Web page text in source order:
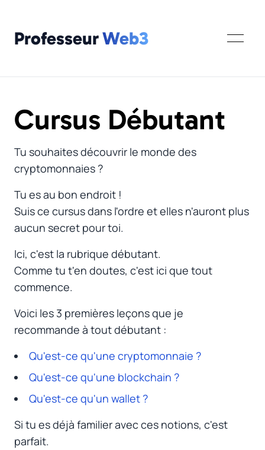
ProfesseurWeb3
Cursus Débutant
Tu souhaites découvrir le monde des
cryptomonnaies ?
Tu es au bon endroit !
Suis ce cursus dans l'ordre et elles n'auront plus
aucun secret pour toi.
Ici, c'est la rubrique débutant.
Comme tu t'en doutes, c'est ici que tout
commence.
Voici les 3 premières leçons que je
recommande à tout débutant :
Qu'est-ce qu'une cryptomonnaie ?
Qu'est-ce qu'une blockchain ?
Qu'est-ce qu'un wallet ?
Si tu es déjà familier avec ces notions, c'est
parfait.